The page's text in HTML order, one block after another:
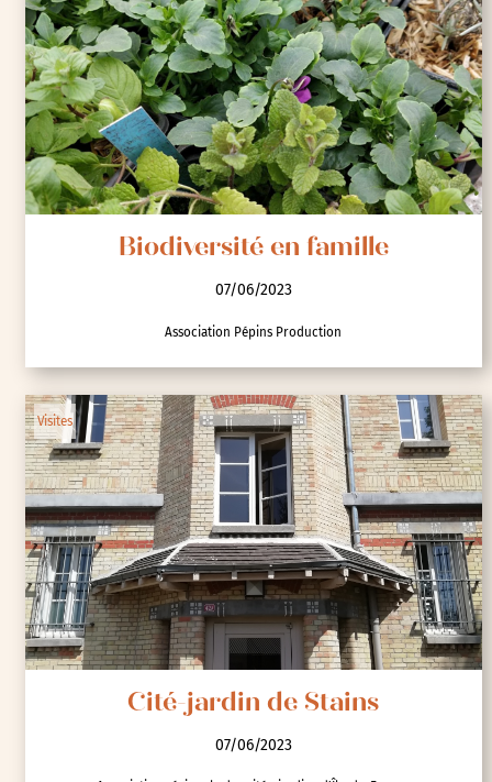
Biodiversité en famille
07/06/2023
Association Pépins Production
Visites
Cité-jardin de Stains
07/06/2023